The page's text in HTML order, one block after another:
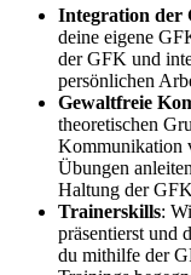
Integration der
deine eigene
der GFK und
persönlichen
Gewaltfreie
theoretischen
Kommunikation
Übungen
Haltung der
Trainerskills:
präsentierst und
du mithilfe der